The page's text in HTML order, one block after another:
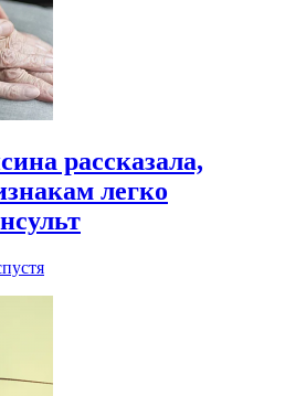
рассказала,
легко